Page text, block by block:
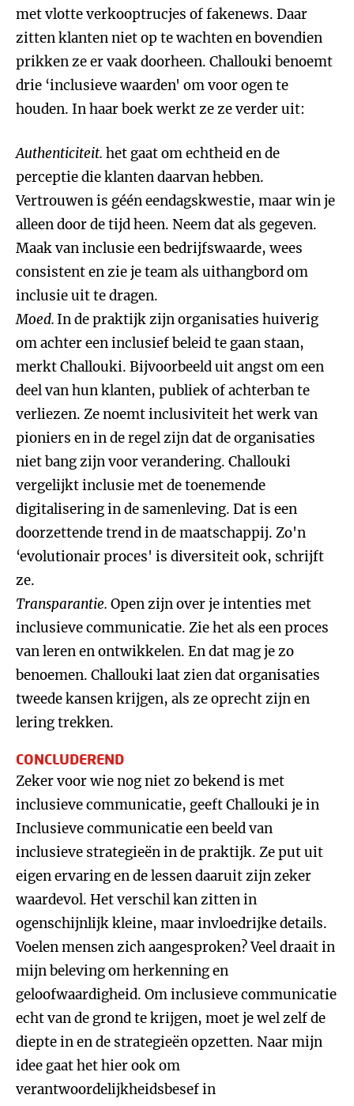
met vlotte verkooptrucjes of fakenews. Daar
zitten klanten niet op te wachten en bovendien
prikken ze er vaak doorheen. Challouki benoemt
drie ‘inclusieve waarden' om voor ogen te
houden. In haar boek werkt ze ze verder uit:
Authenticiteit. het gaat om echtheid en de
perceptie die klanten daarvan hebben.
Vertrouwen is géén eendagskwestie, maar win je
alleen door de tijd heen. Neem dat als gegeven.
Maak van inclusie een bedrijfswaarde, wees
consistent en zie je team als uithangbord om
inclusie uit te dragen.
Moed.In de praktijk zijn organisaties huiverig
om achter een inclusief beleid te gaan staan,
merkt Challouki. Bijvoorbeeld uit angst om een
deel van hun klanten, publiek of achterban te
verliezen. Ze noemt inclusiviteit het werk van
pioniers en in de regel zijn dat de organisaties
niet bang zijn voor verandering. Challouki
vergelijkt inclusie met de toenemende
digitalisering in de samenleving. Dat is een
doorzettende trend in de maatschappij. Zo'n
‘evolutionair proces' is diversiteit ook, schrijft
ze.
Transparantie. Open zijn over je intenties met
inclusieve communicatie. Zie het als een proces
van leren en ontwikkelen. En dat mag je zo
benoemen. Challouki laat zien dat organisaties
tweede kansen krijgen, als ze oprecht zijn en
lering trekken.
CONCLUDEREND
Zeker voor wie nog niet zo bekend is met
inclusieve communicatie, geeft Challouki je in
Inclusieve communicatie een beeld van
inclusieve strategieën in de praktijk. Ze put uit
eigen ervaring en de lessen daaruit zijn zeker
waardevol. Het verschil kan zitten in
ogenschijnlijk kleine, maar invloedrijke details.
Voelen mensen zich aangesproken? Veel draait in
mijn beleving om herkenning en
geloofwaardigheid. Om inclusieve communicatie
echt van de grond te krijgen, moet je wel zelf de
diepte in en de strategieën opzetten. Naar mijn
idee gaat het hier ook om
verantwoordelijkheidsbesef in